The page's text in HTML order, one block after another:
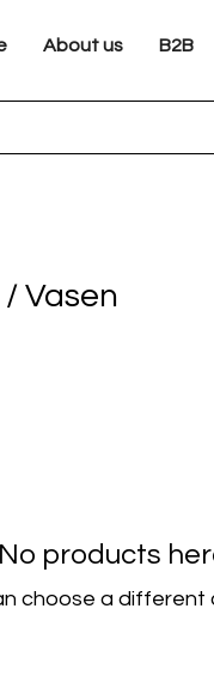
About us B2B
Vasen
No products
choose a